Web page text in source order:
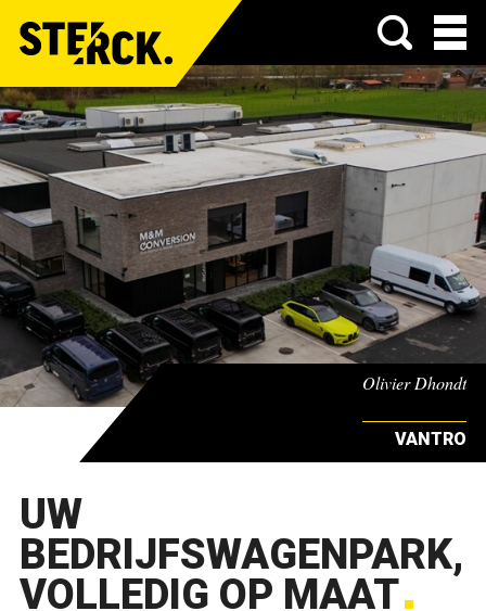
Menu
Olivier Dhondt
VANTRO
UW
BEDRIJFSWAGENPARK,
VOLLEDIG OP MAAT